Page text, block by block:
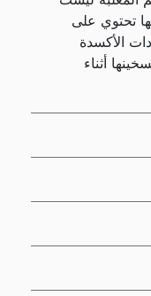
تحتوي على
الأكسدة
أثناء